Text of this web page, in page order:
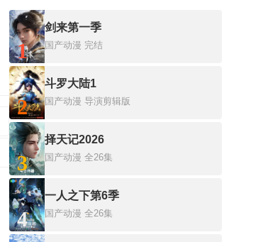
1
剑来第一季
国产动漫 完结
2
斗罗大陆1
国产动漫 导演剪辑版
3
择天记2026
国产动漫 全26集
4
一人之下第6季
国产动漫 全26集